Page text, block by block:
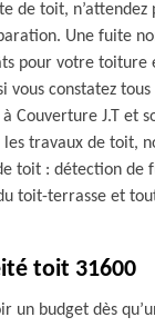
de toit,
Une fuite
pour votre
vous constatez
Couverture J.T et
les travaux de toit,
toit : détection de
toit-terrasse et
toit 31600
un budget dès